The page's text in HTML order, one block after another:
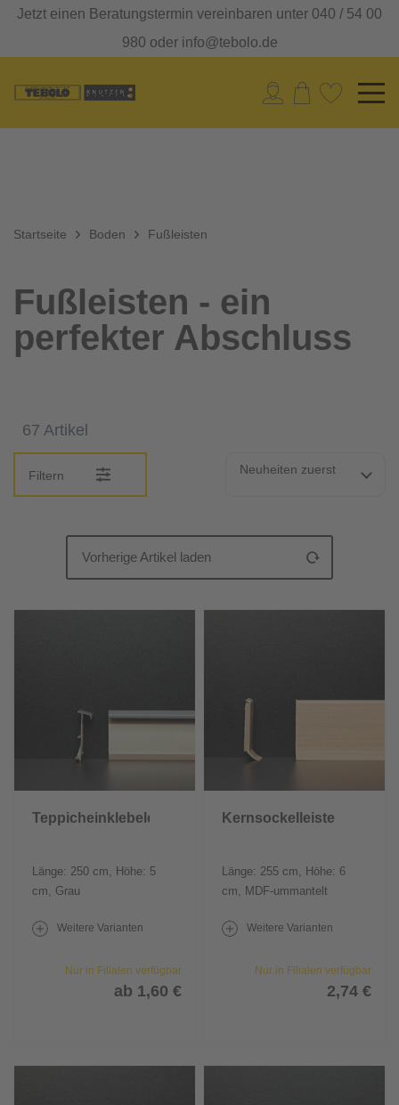
Jetzt einen Beratungstermin vereinbaren unter 040 / 54 00
980 oder info@tebolo.de
Startseite Boden Fußleisten
Fußleisten - ein
perfekter Abschluss
67 Artikel
Filtern Neuheiten zuerst
Vorherige Artikel laden
Teppicheinklebeleiste
Länge: 250 cm, Höhe: 5
cm, Grau
Weitere Varianten
Nur in Filialen verfügbar
ab 1,60 €
Kernsockelleiste
Länge: 255 cm, Höhe: 6
cm, MDF-ummantelt
Weitere Varianten
Nur in Filialen verfügbar
2,74 €